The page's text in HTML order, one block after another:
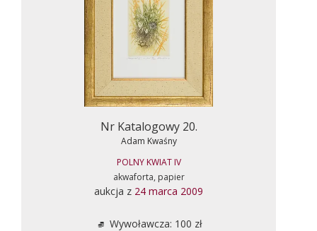
Nr Katalogowy 20.
Adam Kwaśny
POLNY KWIAT IV
akwaforta, papier
aukcja z 24 marca 2009
Wywoławcza: 100 zł